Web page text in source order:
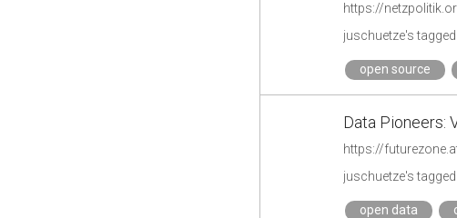
https://
juschuetze's
open source
Data Pioneers:
https://
juschuetze's
open data